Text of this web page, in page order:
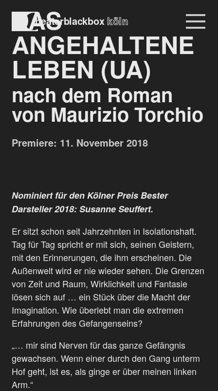
Navigation
überspringen
theaterblackboxköln
DAS
ANGEHALTENE
LEBEN (UA)
nach dem Roman
von Maurizio Torchio
Premiere: 11. November 2018
Nominiert für den Kölner Preis Bester
Darsteller 2018: Susanne Seuffert.
Er sitzt schon seit Jahrzehnten in Isolationshaft.
Tag für Tag spricht er mit sich, seinen Geistern,
mit den Erinnerungen, die ihm erscheinen. Die
Außenwelt wird er nie wieder sehen. Die Grenzen
von Zeit und Raum, Wirklichkeit und Fantasie
lösen sich auf … ein Stück über die Macht der
Imagination. Wie überlebt man die extremen
Erfahrungen des Gefangenseins?
„… mir sind Nerven für das ganze Gefängnis
gewachsen. Wenn einer durch den Gang unterm
Hof geht, ist es, als ginge er über meinen linken
Arm.“